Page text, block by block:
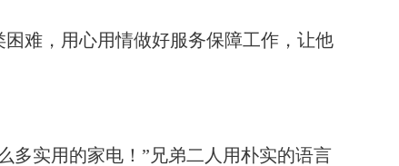
难，用心用情做好服务保障工作，让他
实用的家电！”兄弟二人用朴实的语言